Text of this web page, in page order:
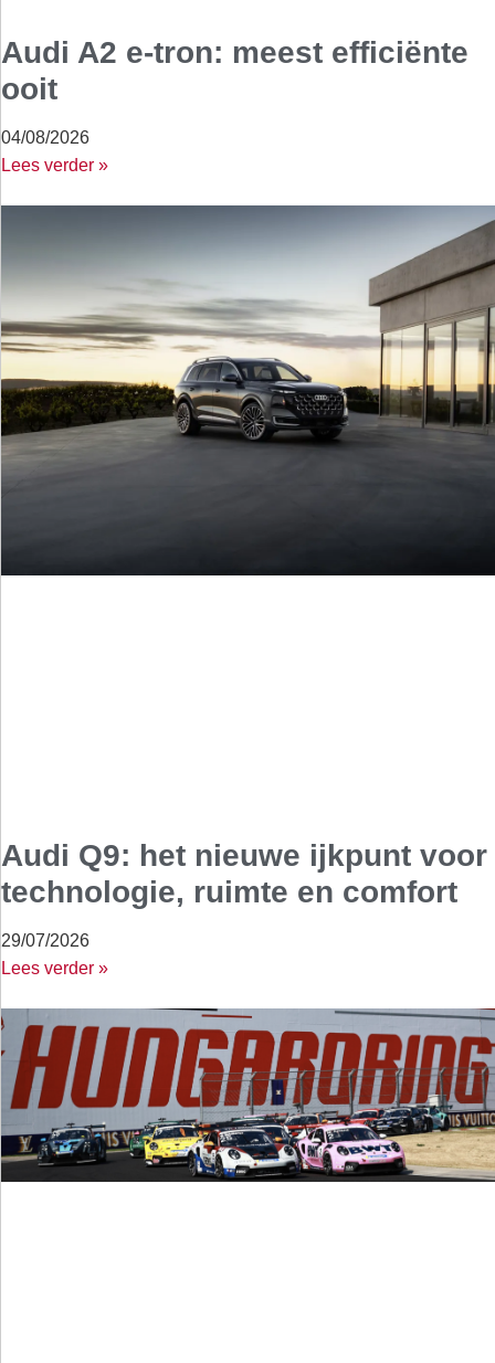
Audi A2 e-tron: meest efficiënte
ooit
04/08/2026
Lees verder »
Audi Q9: het nieuwe ijkpunt voor
technologie, ruimte en comfort
29/07/2026
Lees verder »